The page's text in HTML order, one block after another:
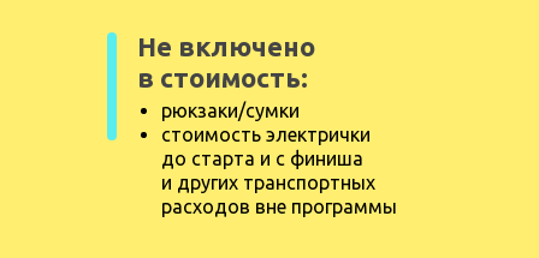
рюкзаки/сумки
стоимость электрички
до старта и с финиша
и других транспортных
расходов вне программы
Не включено
в стоимость: